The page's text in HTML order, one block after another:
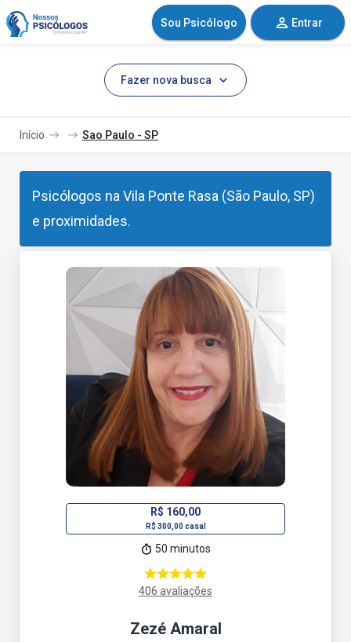
Sou Psicólogo Entrar
Fazer nova busca
Início Sao Paulo - SP
Psicólogos na Vila Ponte Rasa (São Paulo, SP)
e proximidades.
R$ 160,00
R$ 300,00 casal
50 minutos
406 avaliações
Zezé Amaral